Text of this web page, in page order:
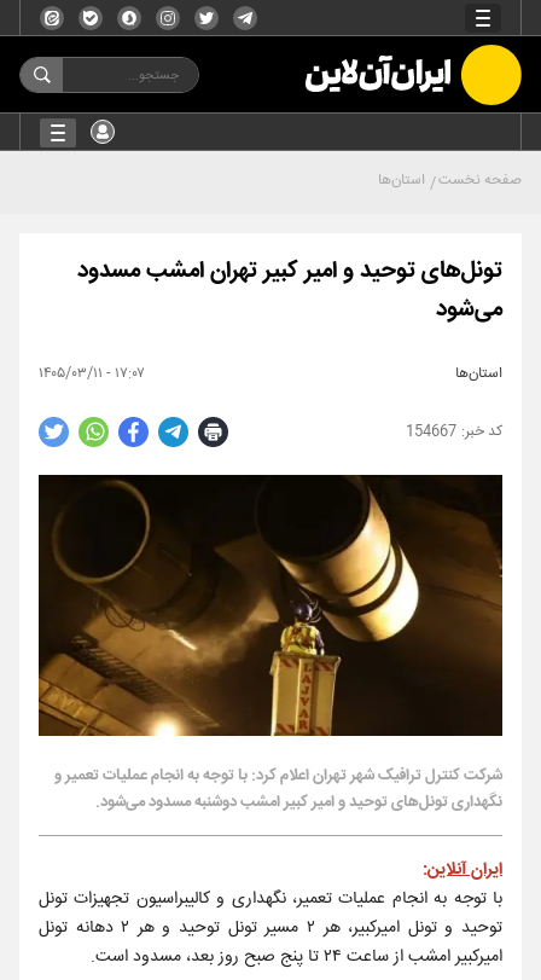
صفحه نخست استان‌ها
تونل‌های توحید و امیر کبیر تهران امشب مسدود
می‌شود
استان‌ها ۱۷:۰۷ - ۱۴۰۵/۰۳/۱۱
154667
شرکت کنترل ترافیک شهر تهران اعلام کرد: با توجه به انجام عملیات تعمیر و
نگهداری تونل‌های توحید و امیر کبیر امشب دوشنبه مسدود می‌شود.
ایران آنلاین:
با توجه به انجام عملیات تعمیر، نگهداری و کالیبراسیون تجهیزات تونل
توحید و تونل‌ امیرکبیر، هر ۲ مسیر تونل توحید و هر ۲ دهانه تونل‌
امیرکبیر امشب از ساعت ۲۴ تا پنج صبح روز بعد، مسدود است.